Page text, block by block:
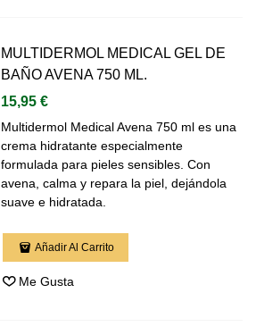
MULTIDERMOL MEDICAL GEL DE
BAÑO AVENA 750 ML.
15,95 €
Multidermol Medical Avena 750 ml es una
crema hidratante especialmente
formulada para pieles sensibles. Con
avena, calma y repara la piel, dejándola
suave e hidratada.
Añadir Al Carrito
Me Gusta